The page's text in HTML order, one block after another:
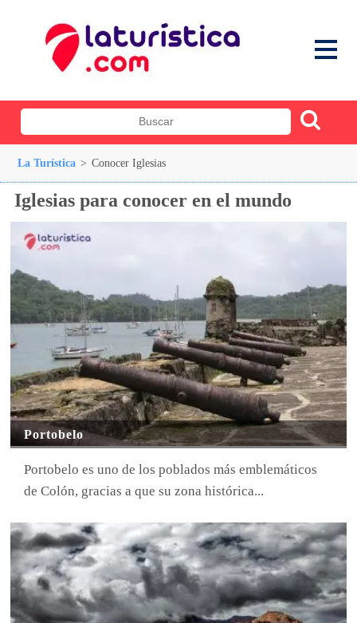
La Turística > Conocer Iglesias
Iglesias para conocer en el mundo
Portobelo
Portobelo es uno de los poblados más emblemáticos
de Colón, gracias a que su zona histórica...